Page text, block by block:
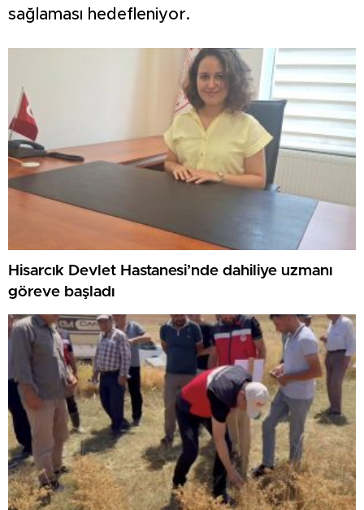
sağlaması hedefleniyor.
Hisarcık Devlet Hastanesi’nde dahiliye uzmanı
göreve başladı